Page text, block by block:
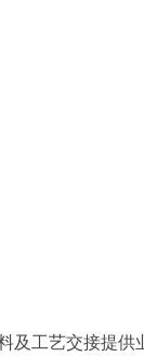
工艺交接提供